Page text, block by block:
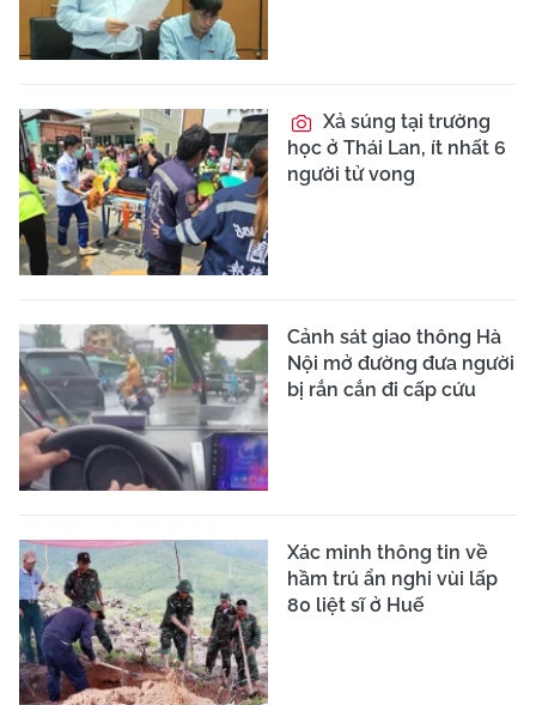
Xả súng tại trường
học ở Thái Lan, ít nhất 6
người tử vong
Cảnh sát giao thông Hà
Nội mở đường đưa người
bị rắn cắn đi cấp cứu
Xác minh thông tin về
hầm trú ẩn nghi vùi lấp
80 liệt sĩ ở Huế